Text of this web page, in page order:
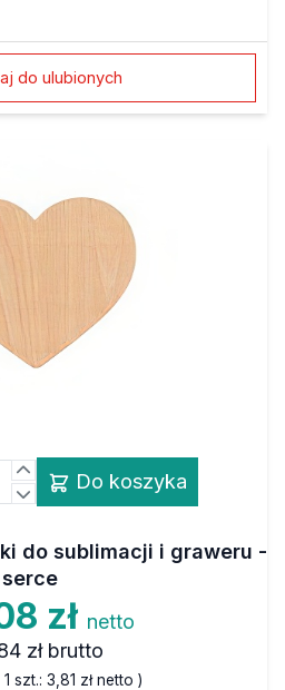
do ulubionych
Do koszyka
do sublimacji i graweru -
serce
zł netto
zł brutto
szt.: 3,81 złnetto )